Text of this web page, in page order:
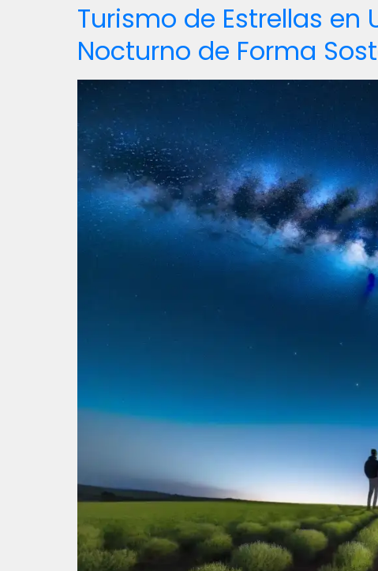
Turismo de Estrellas en
Nocturno de Forma